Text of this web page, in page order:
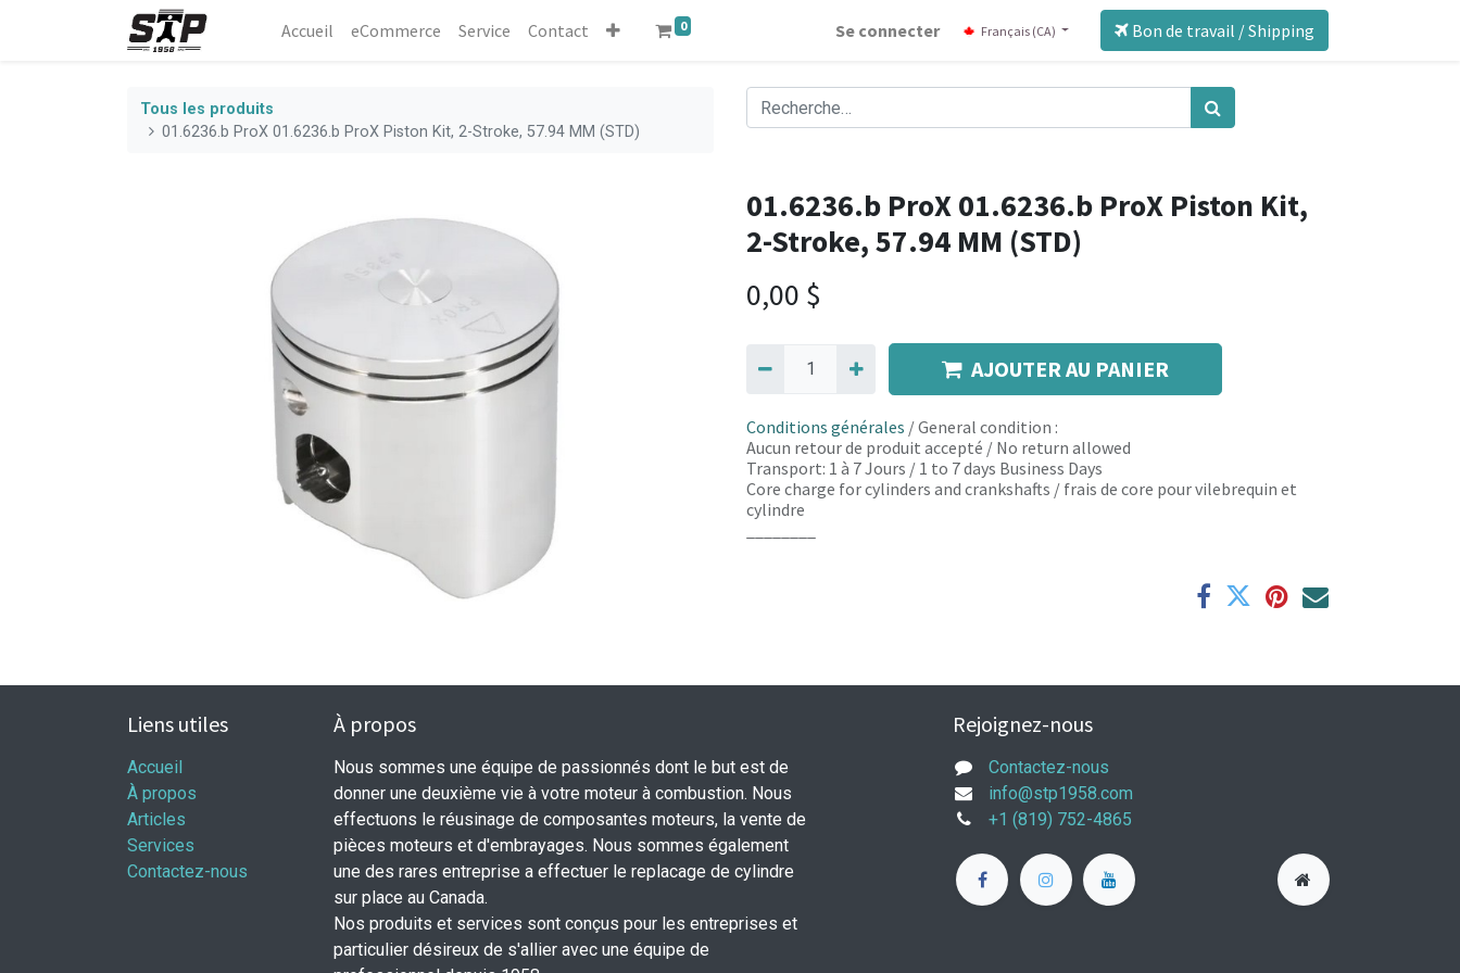
Accueil eCommerce​ Service Contact 0 Se connecter Français (CA) Bon de travail / Shipping
Tous les produits
01.6236.b ProX 01.6236.b ProX Piston Kit, 2-Stroke, 57.94 MM (STD)
01.6236.b ProX 01.6236.b ProX Piston Kit,
2-Stroke, 57.94 MM (STD)
0,00 $
AJOUTER AU PANIER
Conditions générales / General condition :
Aucun retour de produit accepté / No return allowed
Transport: 1 à 7 Jours / 1 to 7 days Business Days
Core charge for cylinders and crankshafts / frais de core pour vilebrequin et
cylindre
Liens utiles
Accueil
À propos
Articles
Services
Contactez-nous
À propos
Nous sommes une équipe de passionnés dont le but est de
donner une deuxième vie à votre moteur à combustion. Nous
effectuons le réusinage de composantes moteurs, la vente de
pièces moteurs et d'embrayages. Nous sommes également
une des rares entreprise a effectuer le replacage de cylindre
sur place au Canada.
Nos produits et services sont conçus pour les entreprises et
particulier désireux de s'allier avec une équipe de
Rejoignez-nous
Contactez-nous
info@stp1958.com
+1 (819) 752-4865